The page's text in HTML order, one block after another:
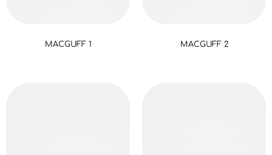
MACGUFF 1 MACGUFF 2